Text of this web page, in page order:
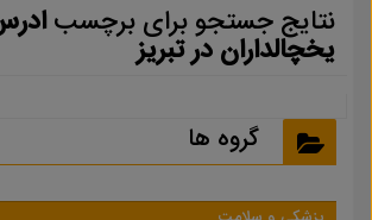
نتایج جستجو برای برچسب
یخچالداران در تبریز
گروه ها